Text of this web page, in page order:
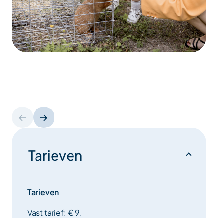
Tarieven
Tarieven
Vast tarief: € 9.